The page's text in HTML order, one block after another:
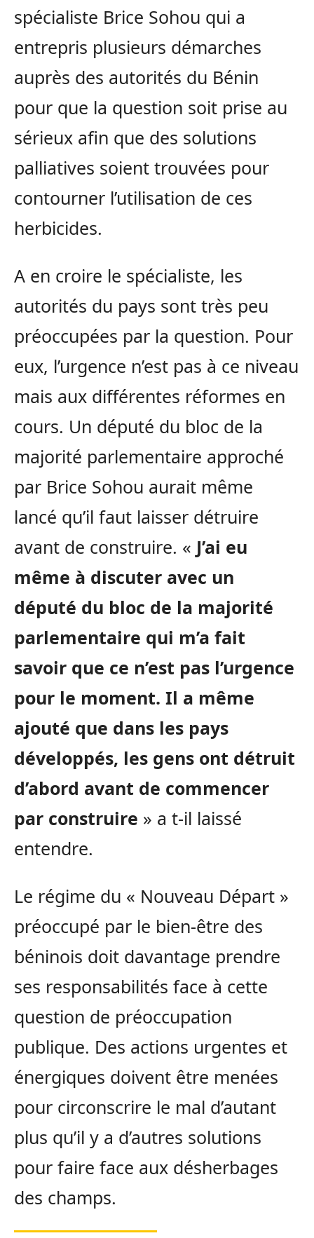
spécialiste Brice Sohou qui a
entrepris plusieurs démarches
auprès des autorités du Bénin
pour que la question soit prise au
sérieux afin que des solutions
palliatives soient trouvées pour
contourner l’utilisation de ces
herbicides.
A en croire le spécialiste, les
autorités du pays sont très peu
préoccupées par la question. Pour
eux, l’urgence n’est pas à ce niveau
mais aux différentes réformes en
cours. Un député du bloc de la
majorité parlementaire approché
par Brice Sohou aurait même
lancé qu’il faut laisser détruire
avant de construire. « J’ai eu
même à discuter avec un
député du bloc de la majorité
parlementaire qui m’a fait
savoir que ce n’est pas l’urgence
pour le moment. Il a même
ajouté que dans les pays
développés, les gens ont détruit
d’abord avant de commencer
par construire » a t-il laissé
entendre.
Le régime du « Nouveau Départ »
préoccupé par le bien-être des
béninois doit davantage prendre
ses responsabilités face à cette
question de préoccupation
publique. Des actions urgentes et
énergiques doivent être menées
pour circonscrire le mal d’autant
plus qu’il y a d’autres solutions
pour faire face aux désherbages
des champs.